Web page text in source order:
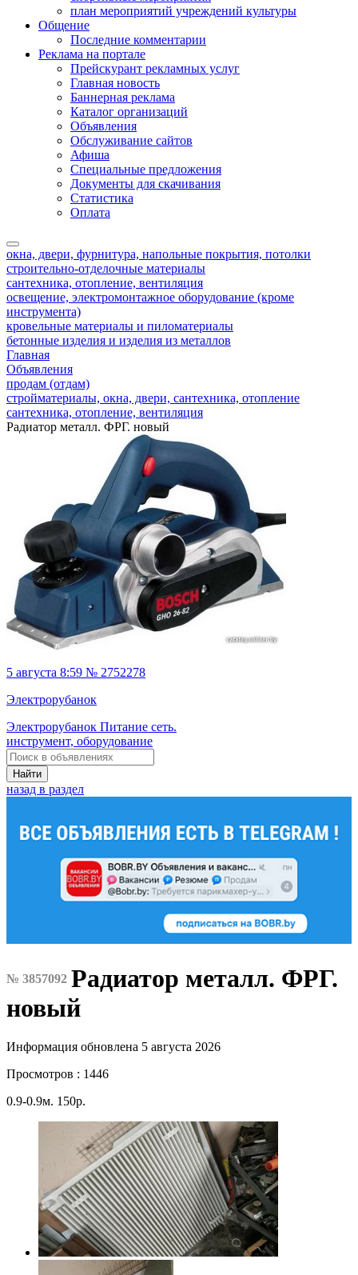
план мероприятий учреждений культуры
Общение
Последние комментарии
Реклама на портале
Прейскурант рекламных услуг
Главная новость
Баннерная реклама
Каталог организаций
Объявления
Обслуживание сайтов
Афиша
Специальные предложения
Документы для скачивания
Статистика
Оплата
окна, двери, фурнитура, напольные покрытия, потолки
строительно-отделочные материалы
сантехника, отопление, вентиляция
освещение, электромонтажное оборудование (кроме
инструмента)
кровельные материалы и пиломатериалы
бетонные изделия и изделия из металлов
Главная
Объявления
продам (отдам)
стройматериалы, окна, двери, сантехника, отопление
сантехника, отопление, вентиляция
Радиатор металл. ФРГ. новый
5 августа 8:59 № 2752278
Электрорубанок
Электрорубанок Питание сеть.
инструмент, оборудование
Найти
назад в раздел
№ 3857092 Радиатор металл. ФРГ.
новый
Информация обновлена 5 августа 2026
Просмотров : 1446
0.9-0.9м. 150р.